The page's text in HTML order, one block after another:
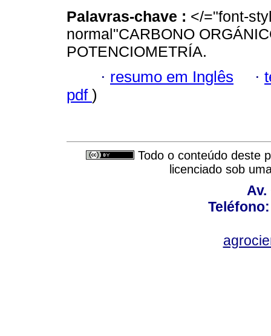
Palavras-chave : </="font-
normal"CARBONO
POTENCIOMETRÍA.
· resumo em Inglês ·
pdf )
Todo o conteúdo deste
licenciado sob
Av.